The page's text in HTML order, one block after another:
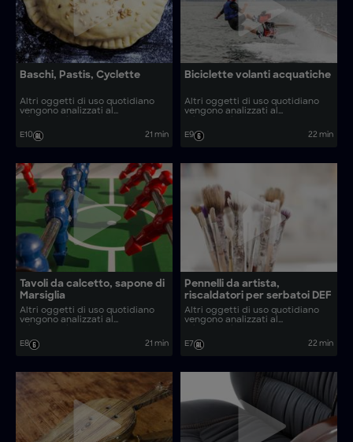
Baschi, Pastis, Cyclette
Altri oggetti di uso quotidiano
vengono analizzati al
realizzati oggetti comuni come
baschi, pastis e cyclette?
E10 21 min
Biciclette volanti acquatiche
Altri oggetti di uso quotidiano
vengono analizzati al
realizzati oggetti come cordiale
alla cannella e raspe fatte in
E9 22 min
Tavoli da calcetto, sapone di
Marsiglia
Altri oggetti di uso quotidiano
vengono analizzati al
realizzati oggetti come sapone
di Marsiglia e coltelli Laguiole?
E8 21 min
Pennelli da artista,
riscaldatori per serbatoi DEF
Altri oggetti di uso quotidiano
vengono analizzati al
realizzati oggetti come tavoli da
gioco e applique in vetro
E7 22 min